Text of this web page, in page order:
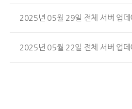
2025년 05월 29일 전체 서버 업데
2025년 05월 22일 전체 서버 업데